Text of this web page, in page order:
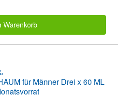
Warenkorb
für Männer Drei x 60 ML